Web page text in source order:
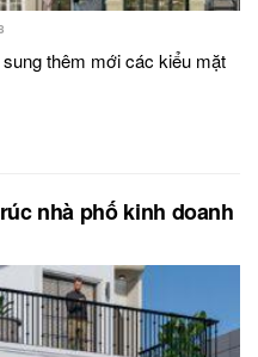
thêm mới các kiểu mặt
nhà phố kinh doanh